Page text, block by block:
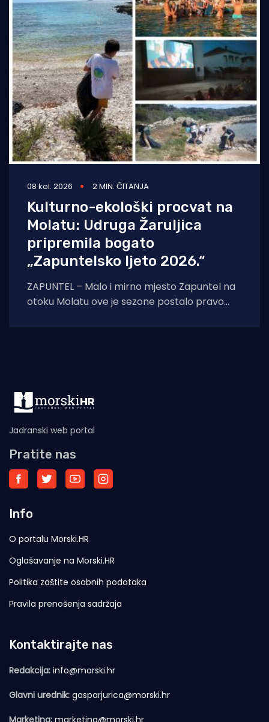
08 kol. 2026 2 MIN. ČITANJA
Kulturno-ekološki procvat na
Molatu: Udruga Žaruljica
pripremila bogato
„Zapuntelsko ljeto 2026.“
ZAPUNTEL – Malo i mirno mjesto Zapuntel na
otoku Molatu ove je sezone postalo pravo
Jadranski web portal
Pratite nas
Info
O portalu Morski.HR
Oglašavanje na Morski.HR
Politika zaštite osobnih podataka
Pravila prenošenja sadržaja
Kontaktirajte nas
Redakcija: info@morski.hr
Glavni urednik: gasparjurica@morski.hr